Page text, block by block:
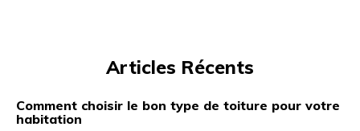
Articles Récents
Comment choisir le bon type de toiture pour votre
habitation